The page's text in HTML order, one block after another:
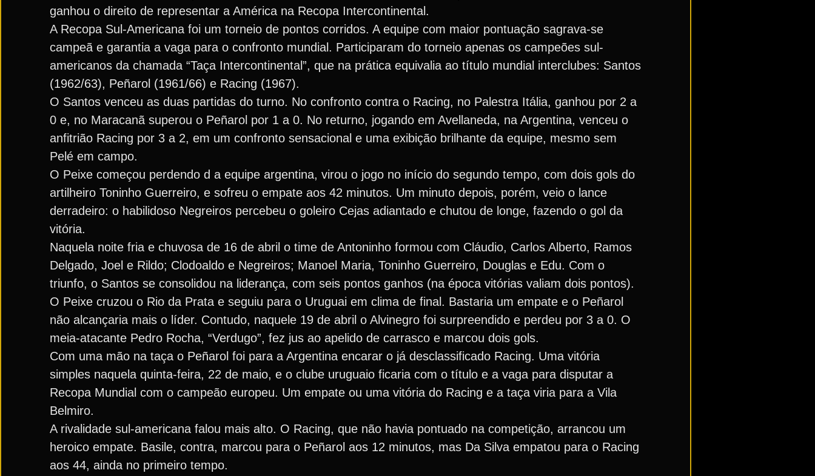
ganhou o direito de representar a América na Recopa Intercontinental.
A Recopa Sul-Americana foi um torneio de pontos corridos. A equipe com maior pontuação sagrava-se
campeã e garantia a vaga para o confronto mundial. Participaram do torneio apenas os campeões sul-
americanos da chamada “Taça Intercontinental”, que na prática equivalia ao título mundial interclubes: Santos
(1962/63), Peñarol (1961/66) e Racing (1967).
O Santos venceu as duas partidas do turno. No confronto contra o Racing, no Palestra Itália, ganhou por 2 a
0 e, no Maracanã superou o Peñarol por 1 a 0. No returno, jogando em Avellaneda, na Argentina, venceu o
anfitrião Racing por 3 a 2, em um confronto sensacional e uma exibição brilhante da equipe, mesmo sem
Pelé em campo.
O Peixe começou perdendo d a equipe argentina, virou o jogo no início do segundo tempo, com dois gols do
artilheiro Toninho Guerreiro, e sofreu o empate aos 42 minutos. Um minuto depois, porém, veio o lance
derradeiro: o habilidoso Negreiros percebeu o goleiro Cejas adiantado e chutou de longe, fazendo o gol da
vitória.
Naquela noite fria e chuvosa de 16 de abril o time de Antoninho formou com Cláudio, Carlos Alberto, Ramos
Delgado, Joel e Rildo; Clodoaldo e Negreiros; Manoel Maria, Toninho Guerreiro, Douglas e Edu. Com o
triunfo, o Santos se consolidou na liderança, com seis pontos ganhos (na época vitórias valiam dois pontos).
O Peixe cruzou o Rio da Prata e seguiu para o Uruguai em clima de final. Bastaria um empate e o Peñarol
não alcançaria mais o líder. Contudo, naquele 19 de abril o Alvinegro foi surpreendido e perdeu por 3 a 0. O
meia-atacante Pedro Rocha, “Verdugo”, fez jus ao apelido de carrasco e marcou dois gols.
Com uma mão na taça o Peñarol foi para a Argentina encarar o já desclassificado Racing. Uma vitória
simples naquela quinta-feira, 22 de maio, e o clube uruguaio ficaria com o título e a vaga para disputar a
Recopa Mundial com o campeão europeu. Um empate ou uma vitória do Racing e a taça viria para a Vila
Belmiro.
A rivalidade sul-americana falou mais alto. O Racing, que não havia pontuado na competição, arrancou um
heroico empate. Basile, contra, marcou para o Peñarol aos 12 minutos, mas Da Silva empatou para o Racing
aos 44, ainda no primeiro tempo.